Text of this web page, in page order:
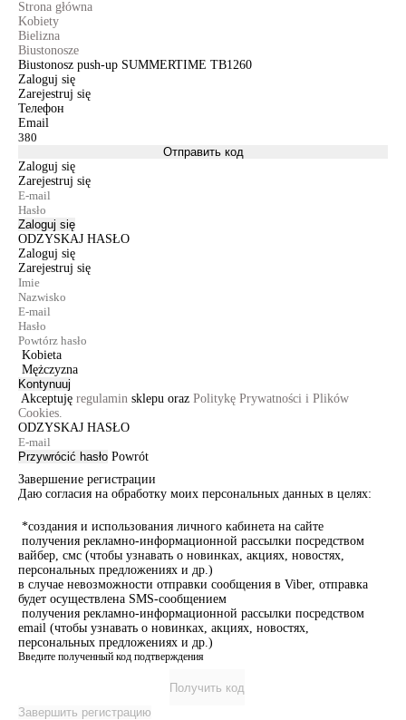
Strona główna
Kobiety
Bielizna
Biustonosze
Biustonosz push-up SUMMERTIME TB1260
Zaloguj się
Zarejestruj się
Телефон
Email
Отправить код
Zaloguj się
Zarejestruj się
Zaloguj się
ODZYSKAJ HASŁO
Zaloguj się
Zarejestruj się
Kobieta
Mężczyzna
Kontynuuj
Akceptuję regulamin sklepu oraz Politykę Prywatności i Plików
Cookies.
ODZYSKAJ HASŁO
Przywrócić hasło Powrót
Завершение регистрации
Даю согласия на обработку моих персональных данных в целях:
*создания и использования личного кабинета на сайте
получения рекламно-информационной рассылки посредством
вайбер, смс (чтобы узнавать о новинках, акциях, новостях,
персональных предложениях и др.)
в случае невозможности отправки сообщения в Viber, отправка
будет осуществлена SMS-сообщением
получения рекламно-информационной рассылки посредством
email (чтобы узнавать о новинках, акциях, новостях,
персональных предложениях и др.)
Введите полученный код подтверждения
Получить код
Завершить регистрацию